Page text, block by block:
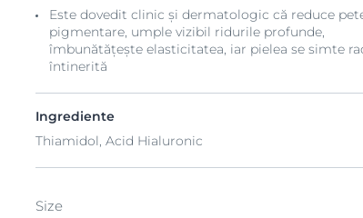
Este dovedit clinic și dermatologic că reduce
pigmentare, umple vizibil ridurile profunde,
îmbunătățește elasticitatea, iar pielea se simte
întinerită
Ingrediente
Thiamidol, Acid Hialuronic
Size